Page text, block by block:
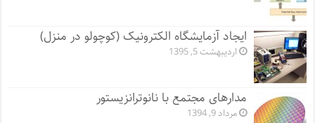
ایجاد آزمایشگاه الکترونیک (کوچولو در منزل)
اردیبهشت 5, 1395
مدارهای مجتمع با نانوترانزیستور
مرداد 9, 1394